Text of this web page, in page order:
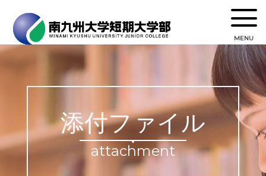
MENU
添付ファイル
attachment